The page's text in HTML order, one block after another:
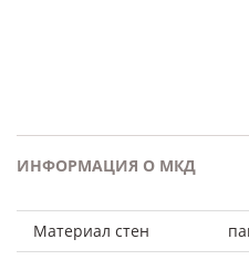
ИНФОРМАЦИЯ О МКД
Материал стен